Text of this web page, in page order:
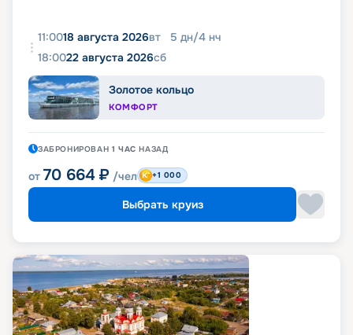
11:0018 августа 2026вт 5 дн/4 нч
18:0022 августа 2026сб
Золотое кольцо
КОМФОРТ
ЗАБРОНИРОВАН 1 ЧАС НАЗАД
от 70 664 ₽ /чел +1 000
Выбрать круиз